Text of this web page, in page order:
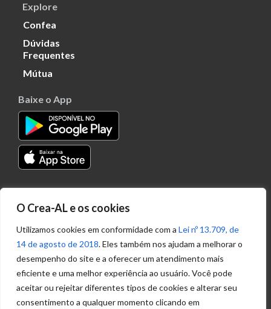
O Crea-AL e os cookies
Utilizamos cookies em conformidade com a Lei nº 13.709, de
14 de agosto de 2018. Eles também nos ajudam a melhorar o
desempenho do site e a oferecer um atendimento mais
eficiente e uma melhor experiência ao usuário. Você pode
aceitar ou rejeitar diferentes tipos de cookies e alterar seu
consentimento a qualquer momento clicando em
Explore
Confea
Dúvidas
Frequentes
Mútua
Baixe o App
Transparência
Portal
Acesso à
Informação
Política de
Privacidade de